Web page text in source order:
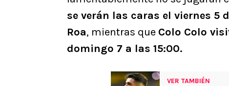
se verán las caras el viernes 5
Roa, mientras que Colo Colo
domingo 7 a las 15:00.
VER TAMBIÉN